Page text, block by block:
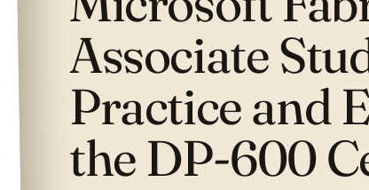
Associate
Practice and
the DP-600